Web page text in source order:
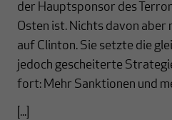
der Hauptsponsor des
Osten ist. Nichts davon aber
auf Clinton. Sie setzte die
jedoch gescheiterte
fort: Mehr Sanktionen und
[...]